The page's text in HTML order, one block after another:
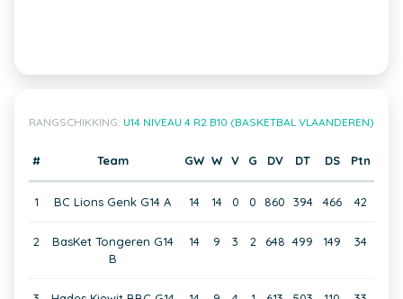
RANGSCHIKKING: U14 NIVEAU 4 R2 B10 (BASKETBAL VLAANDEREN)
# Team GW W V G DV DT DS Ptn
1 BC Lions Genk G14 A 14 14 0 0 860 394 466 42
2
BasKet Tongeren G14
B
14 9 3 2 648 499 149 34